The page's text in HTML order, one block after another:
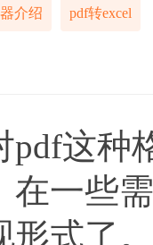
介绍 pdf转excel
这种格
在一些
形式了